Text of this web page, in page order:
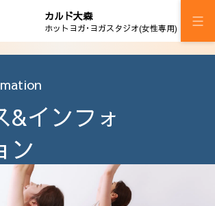
カルド大森
ホットヨガ･ヨガスタジオ(女性専用)
&インフォ
ン